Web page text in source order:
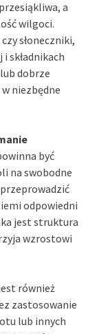
a
wilgoci.
słoneczniki,
składnikach
dobrze
niezbędne
być
na swobodne
odpowiedni
jest struktura
wzrostowi
również
zastosowanie
lub innych